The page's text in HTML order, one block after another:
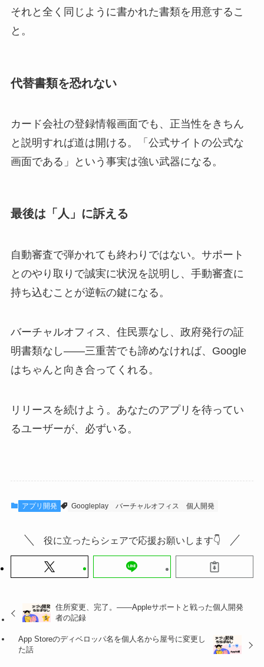
それと全く同じように書かれた書類を用意するこ
と。
代替書類を恐れない
カード会社の登録情報画面でも、正当性をきちん
と説明すれば道は開ける。「公式サイトの公式な
画面である」という事実は強い武器になる。
最後は「人」に訴える
自動審査で弾かれても終わりではない。サポート
とのやり取りで誠実に状況を説明し、手動審査に
持ち込むことが逆転の鍵になる。
バーチャルオフィス、住民票なし、政府発行の証
明書類なし——三重苦でも諦めなければ、Google
はちゃんと向き合ってくれる。
リリースを続けよう。あなたのアプリを待ってい
るユーザーが、必ずいる。
アプリ開発 Googleplay バーチャルオフィス 個人開発
役に立ったらシェアで応援お願いします👇
住所変更、完了。——Appleサポートと戦った個人開発
者の記録
App Storeのディベロッパ名を個人名から屋号に変更し
た話